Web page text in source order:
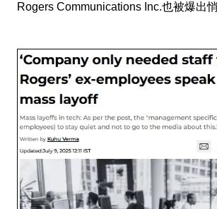
Rogers Communications Inc.也被爆出